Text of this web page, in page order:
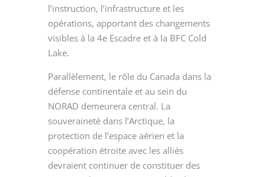
l’instruction, l’infrastructure et les
opérations, apportant des changements
visibles à la 4eEscadre et à la BFC Cold
Lake.
Parallèlement, le rôle du Canada dans la
défense continentale et au sein du
NORAD demeurera central. La
souveraineté dans l’Arctique, la
protection de l’espace aérien et la
coopération étroite avec les alliés
devraient continuer de constituer des